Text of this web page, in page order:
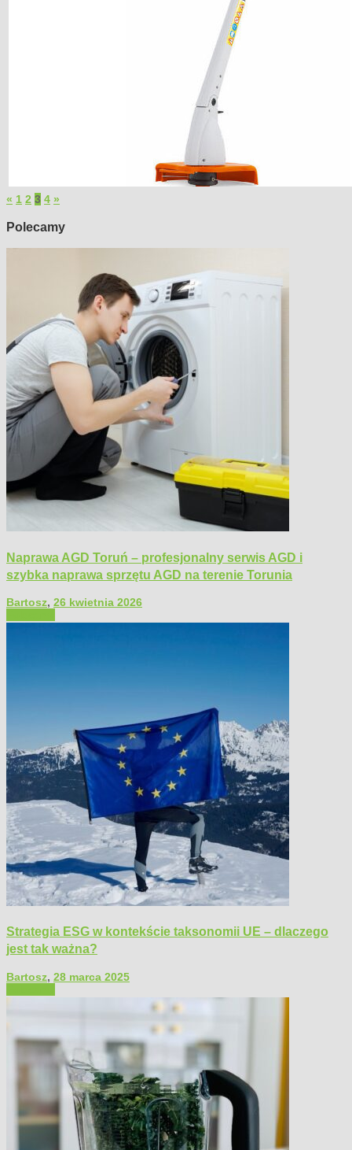
« 1 2 3 4 »
Polecamy
Naprawa AGD Toruń – profesjonalny serwis AGD i
szybka naprawa sprzętu AGD na terenie Torunia
Bartosz, 26 kwietnia 2026
Strategia ESG w kontekście taksonomii UE – dlaczego
jest tak ważna?
Bartosz, 28 marca 2025